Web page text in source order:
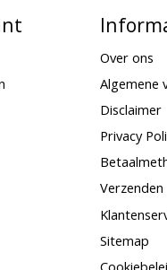
Over ons
Algemene
Disclaimer
Privacy
Sitemap